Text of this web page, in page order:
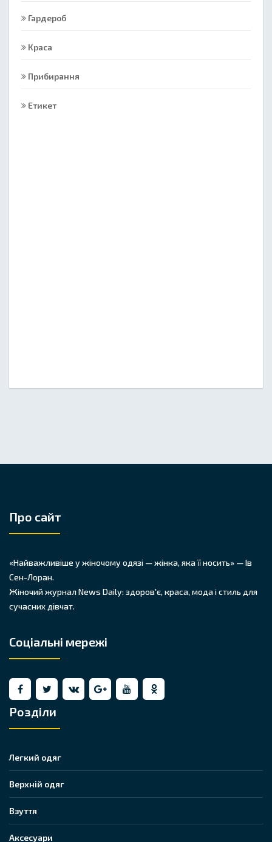
Гардероб
Краса
Прибирання
Етикет
Про сайт
«Найважливіше у жіночому одязі — жінка, яка її носить» — Ів
Сен-Лоран.
Жіночий журнал News Daily: здоров'є, краса, мода і стиль для
сучасних дівчат.
Соціальні мережі
Розділи
Легкий одяг
Верхній одяг
Взуття
Аксесуари